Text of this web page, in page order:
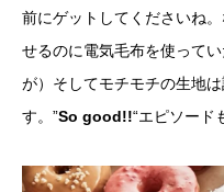
前にゲットしてくださいね
せるのに電気毛布を使って
が）そしてモチモチの生地
す。”So good!!“エピソード